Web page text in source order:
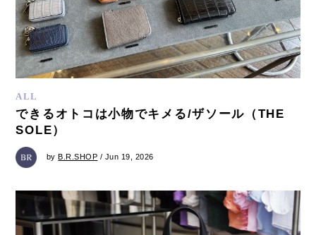
ALL
できるオトコは小物でキメる/ザソール（THE
SOLE）
byB.R.SHOP / Jun 19, 2026